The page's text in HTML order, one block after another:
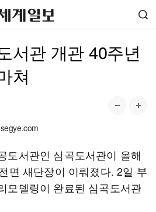
서관 개관 40주년
쳐
도서관인 심곡도서관이 올해
면 새단장이 이뤄졌다. 2일 부
모델링이 완료된 심곡도서관